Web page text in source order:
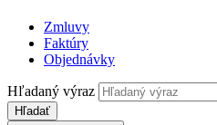
Zmluvy
Faktúry
Objednávky
Hľadaný výraz
Hľadať